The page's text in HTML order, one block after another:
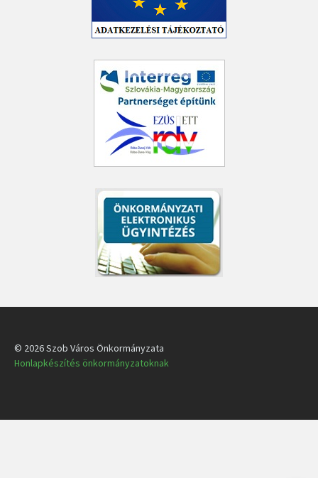
© 2026 Szob Város Önkormányzata
Honlapkészítés önkormányzatoknak